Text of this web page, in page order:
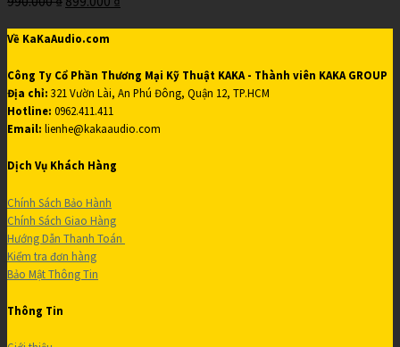
Về KaKaAudio.com
Công Ty Cổ Phần Thương Mại Kỹ Thuật KAKA - Thành viên KAKA GROUP
Địa chỉ: 321 Vườn Lài, An Phú Đông, Quận 12, TP.HCM
Hotline: 0962.411.411
Email: lienhe@kakaaudio.com
Dịch Vụ Khách Hàng
Chính Sách Bảo Hành
Chính Sách Giao Hàng
Hướng Dẫn Thanh Toán
Kiểm tra đơn hàng
Bảo Mật Thông Tin
Thông Tin